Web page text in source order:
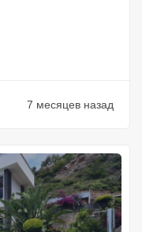
7 месяцев назад